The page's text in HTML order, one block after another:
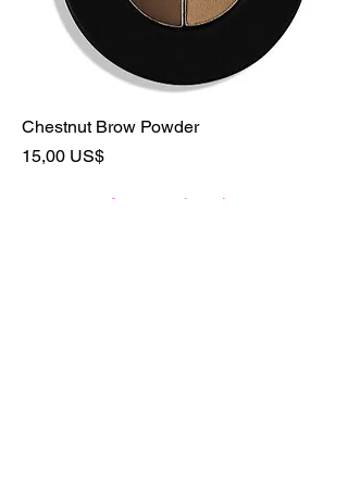
Chestnut Brow Powder
Precio
15,00 US$
Agregar al carrito